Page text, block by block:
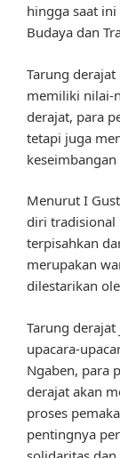
hingga saat
Budaya dan
Tarung
memiliki nilai-
derajat, para
tetapi juga
Menurut I
diri tradisional
terpisahkan
merupakan
dilestarikan
Tarung
upacara-
Ngaben, para
derajat akan
proses
pentingnya